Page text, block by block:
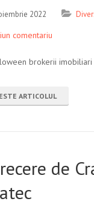
2022
comentariu
brokerii imobiliari
ARTICOLUL
de